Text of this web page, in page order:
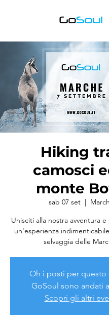
Hiking
camosci
monte
sab 07 set
  |
Unisciti alla nostra avventura
un'esperienza
selvaggia delle
Oh i posti per questo
GoSoul sono andati
Scopri gli altri